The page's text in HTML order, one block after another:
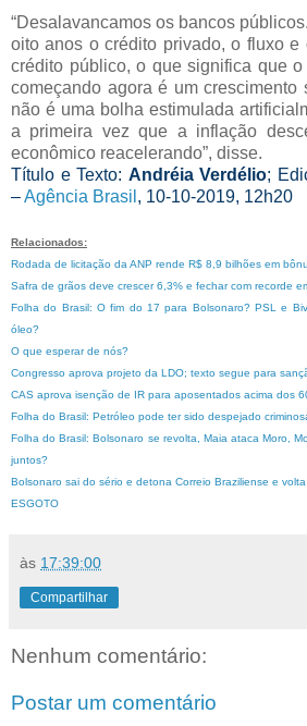
“Desalavancamos os bancos
oito anos o crédito privado, o fluxo e
crédito público, o que significa que
começando agora é um crescimento
não é uma bolha estimulada
a primeira vez que a inflação
econômico reacelerando”, disse.
Título e Texto: Andréia Verdélio;
–Agência Brasil , 10-10-2019, 12h20
Relacionados:
Rodada de licitação da ANP rende R$ 8,9 bilhões em
Safra de grãos deve crescer 6,3% e fechar com recorde
Folha do Brasil: O fim do 17 para Bolsonaro? PSL e
óleo?
O que esperar de nós?
Congresso aprova projeto da LDO; texto segue para
CAS aprova isenção de IR para aposentados acima dos
Folha do Brasil: Petróleo pode ter sido despejado
Folha do Brasil: Bolsonaro se revolta, Maia ataca Moro,
juntos?
Bolsonaro sai do sério e detona Correio Braziliense e
ESGOTO
às 17:39:00
Compartilhar
Nenhum comentário:
Postar um comentário